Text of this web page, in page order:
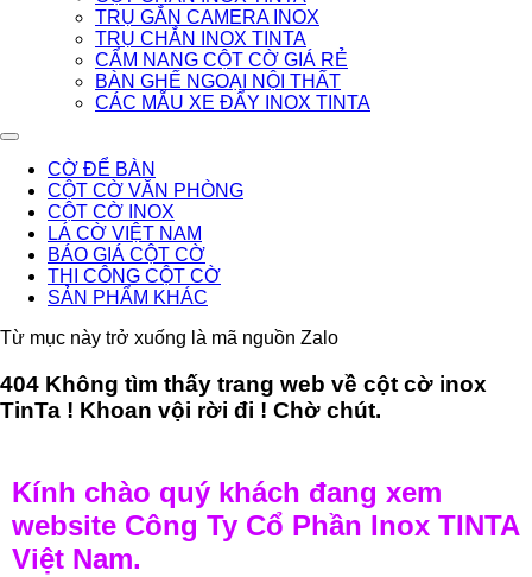
TRỤ GẮN CAMERA INOX
TRỤ CHẮN INOX TINTA
CẨM NANG CỘT CỜ GIÁ RẺ
BÀN GHẾ NGOẠI NỘI THẤT
CÁC MẪU XE ĐẨY INOX TINTA
CỜ ĐỂ BÀN
CỘT CỜ VĂN PHÒNG
CỘT CỜ INOX
LÁ CỜ VIỆT NAM
BÁO GIÁ CỘT CỜ
THI CÔNG CỘT CỜ
SẢN PHẨM KHÁC
Từ mục này trở xuống là mã nguồn Zalo
404 Không tìm thấy trang web về cột cờ inox
TinTa ! Khoan vội rời đi ! Chờ chút.
Kính chào quý khách đang xem
website Công Ty Cổ Phần Inox TINTA
Việt Nam.